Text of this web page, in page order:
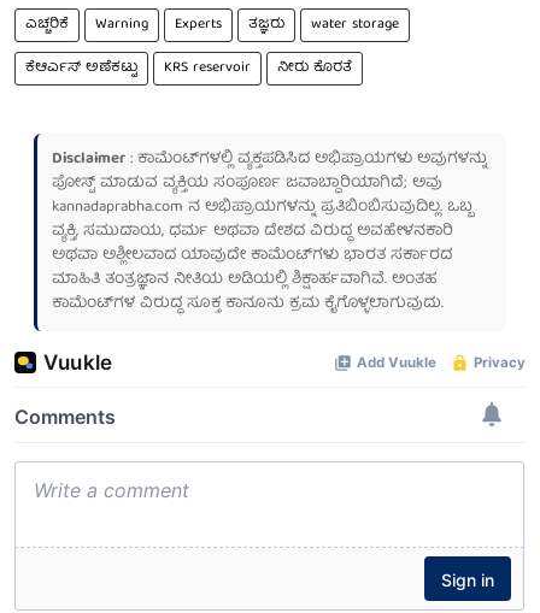
ಎಚ್ಚರಿಕೆ Warning Experts ತಜ್ಞರು
water storage
ಕೆಆರ್ಎಸ್ ಅಣೆಕಟ್ಟು
KRS reservoir ನೀರು ಕೊರತೆ
Disclaimer: ಕಾಮೆಂಟ್‌ಗಳಲ್ಲಿ ವ್ಯಕ್ತಪಡಿಸಿದ ಅಭಿಪ್ರಾಯಗಳು ಅವುಗಳನ್ನು
ಪೋಸ್ಟ್ ಮಾಡುವ ವ್ಯಕ್ತಿಯ ಸಂಪೂರ್ಣ ಜವಾಬ್ದಾರಿಯಾಗಿದೆ; ಅವು
kannadaprabha.com ನ ಅಭಿಪ್ರಾಯಗಳನ್ನು ಪ್ರತಿಬಿಂಬಿಸುವುದಿಲ್ಲ. ಒಬ್ಬ
ವ್ಯಕ್ತಿ, ಸಮುದಾಯ, ಧರ್ಮ ಅಥವಾ ದೇಶದ ವಿರುದ್ಧ ಅವಹೇಳನಕಾರಿ
ಅಥವಾ ಅಶ್ಲೀಲವಾದ ಯಾವುದೇ ಕಾಮೆಂಟ್‌ಗಳು ಭಾರತ ಸರ್ಕಾರದ
ಮಾಹಿತಿ ತಂತ್ರಜ್ಞಾನ ನೀತಿಯ ಅಡಿಯಲ್ಲಿ ಶಿಕ್ಷಾರ್ಹವಾಗಿವೆ. ಅಂತಹ
ಕಾಮೆಂಟ್‌ಗಳ ವಿರುದ್ಧ ಸೂಕ್ತ ಕಾನೂನು ಕ್ರಮ ಕೈಗೊಳ್ಳಲಾಗುವುದು.